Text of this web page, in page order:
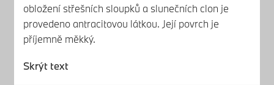
obložení střešních sloupků a slunečních clon je
provedeno antracitovou látkou. Její povrch je
příjemně měkký.
Skrýt text